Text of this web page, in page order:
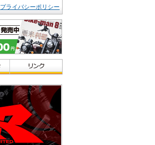
プライバシーポリシー